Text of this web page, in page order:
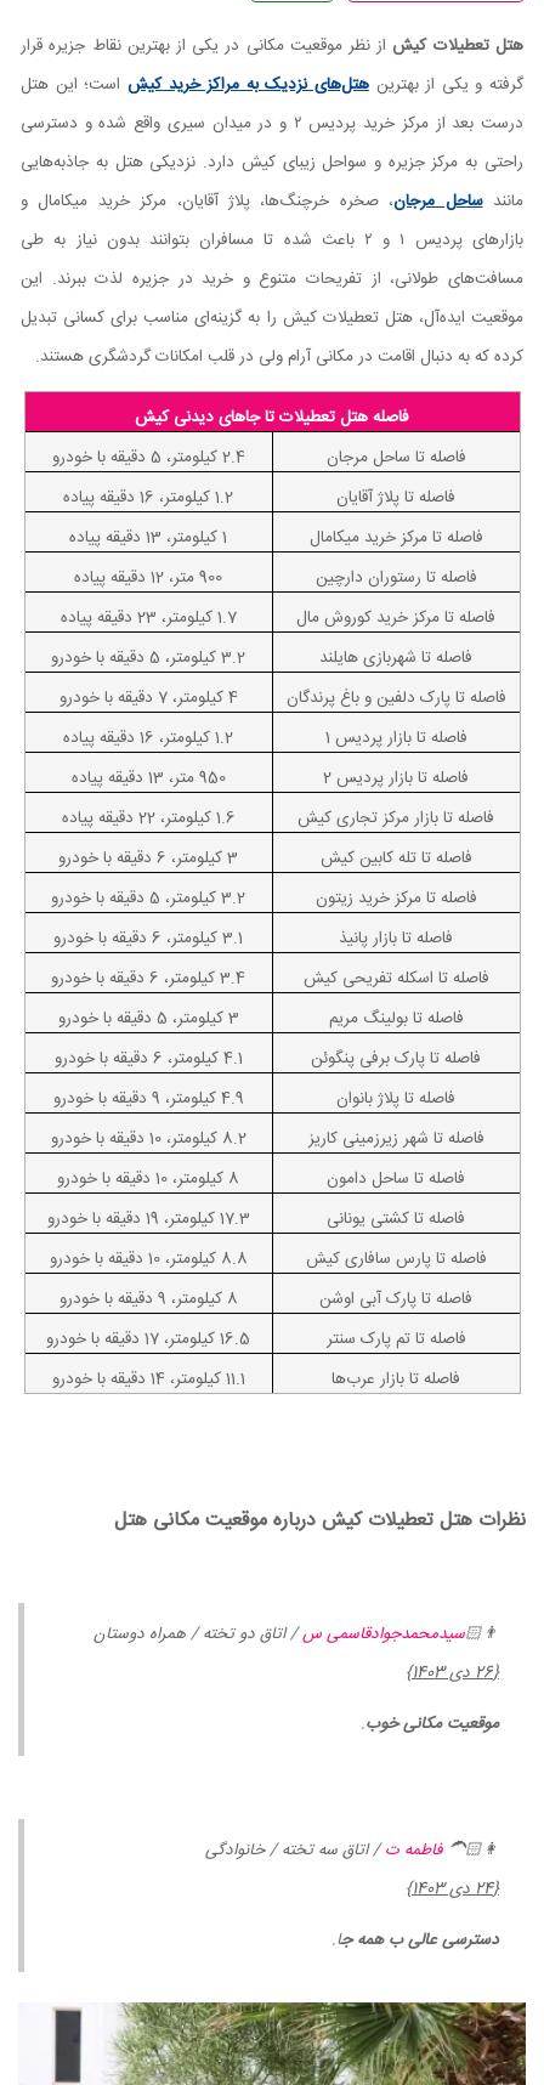
هتل تعطیلات کیش از نظر موقعیت مکانی در یکی از بهترین نقاط جزیره قرار
گرفته و یکی از بهترینهتل‌های نزدیک به مراکز خرید کیش است؛ این هتل
درست بعد از مرکز خرید پردیس ۲ و در میدان سیری واقع شده و دسترسی
راحتی به مرکز جزیره و سواحل زیبای کیش دارد. نزدیکی هتل به جاذبه‌هایی
مانندساحل مرجان، صخره خرچنگ‌ها، پلاژ آقایان، مرکز خرید میکامال و
بازارهای پردیس ۱ و ۲ باعث شده تا مسافران بتوانند بدون نیاز به طی
مسافت‌های طولانی، از تفریحات متنوع و خرید در جزیره لذت ببرند. این
موقعیت ایده‌آل، هتل تعطیلات کیش را به گزینه‌ای مناسب برای کسانی تبدیل
کرده که به دنبال اقامت در مکانی آرام ولی در قلب امکانات گردشگری هستند.
فاصله هتل تعطیلات تا جاهای دیدنی کیش
فاصله تا ساحل مرجان
2.4 کیلومتر، 5 دقیقه با خودرو
فاصله تا پلاژ آقایان
1.2 کیلومتر، 16 دقیقه پیاده
فاصله تا مرکز خرید میکامال
1 کیلومتر، 13 دقیقه پیاده
فاصله تا رستوران دارچین
900 متر، 12 دقیقه پیاده
فاصله تا مرکز خرید کوروش مال
1.7 کیلومتر، 23 دقیقه پیاده
فاصله تا شهربازی هایلند
3.2 کیلومتر، 5 دقیقه با خودرو
فاصله تا پارک دلفین و باغ پرندگان
4 کیلومتر، 7 دقیقه با خودرو
فاصله تا بازار پردیس 1
1.2 کیلومتر، 16 دقیقه پیاده
فاصله تا بازار پردیس 2
950 متر، 13 دقیقه پیاده
فاصله تا بازار مرکز تجاری کیش
1.6 کیلومتر، 22 دقیقه پیاده
فاصله تا تله کابین کیش
3 کیلومتر، 6 دقیقه با خودرو
فاصله تا مرکز خرید زیتون
3.2 کیلومتر، 5 دقیقه با خودرو
فاصله تا بازار پانیذ
3.1 کیلومتر، 6 دقیقه با خودرو
فاصله تا اسکله تفریحی کیش
3.4 کیلومتر، 6 دقیقه با خودرو
فاصله تا بولینگ مریم
3 کیلومتر، 5 دقیقه با خودرو
فاصله تا پارک برفی پنگوئن
4.1 کیلومتر، 6 دقیقه با خودرو
فاصله تا پلاژ بانوان
4.9 کیلومتر، 9 دقیقه با خودرو
فاصله تا شهر زیرزمینی کاریز
8.2 کیلومتر، 10 دقیقه با خودرو
فاصله تا ساحل دامون
8 کیلومتر، 10 دقیقه با خودرو
فاصله تا کشتی یونانی
17.3 کیلومتر، 19 دقیقه با خودرو
فاصله تا پارس سافاری کیش
8.8 کیلومتر، 10 دقیقه با خودرو
فاصله تا پارک آبی اوشن
8 کیلومتر، 9 دقیقه با خودرو
فاصله تا تم پارک سنتر
16.5 کیلومتر، 17 دقیقه با خودرو
فاصله تا بازار عرب‌ها
11.1 کیلومتر، 14 دقیقه با خودرو
نظرات هتل تعطیلات کیش درباره موقعیت مکانی هتل
👨🏻سیدمحمدجوادقاسمی س/ اتاق دو تخته / همراه دوستان
{26 دی 1403}
موقعیت مکانی خوب.
👩🏻‍🦱فاطمه ت/ اتاق سه تخته / خانوادگی
{24 دی 1403}
دسترسی عالی ب همه جا.